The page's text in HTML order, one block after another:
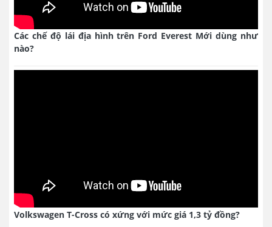
Các chế độ lái địa hình trên Ford Everest Mới dùng như
nào?
Volkswagen T-Cross có xứng với mức giá 1,3 tỷ đồng?